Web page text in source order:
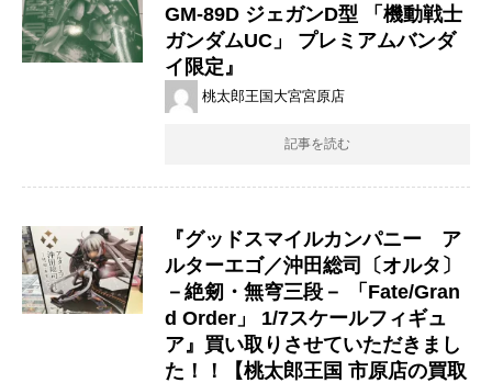
GM-89D ​ジェガンD型 ​「機動戦士
ガンダムUC」 ​プレミアムバンダ
イ限定』
桃太郎王国大宮宮原店
記事を読む
『グッドスマイルカンパニー ア
ルターエゴ／沖田総司〔オルタ〕
－絶剱・無穹三段－ 「Fate/Gran
d Order」 1/7スケールフィギュ
ア』買い取りさせていただきまし
た！！【桃太郎王国 市原店の買取